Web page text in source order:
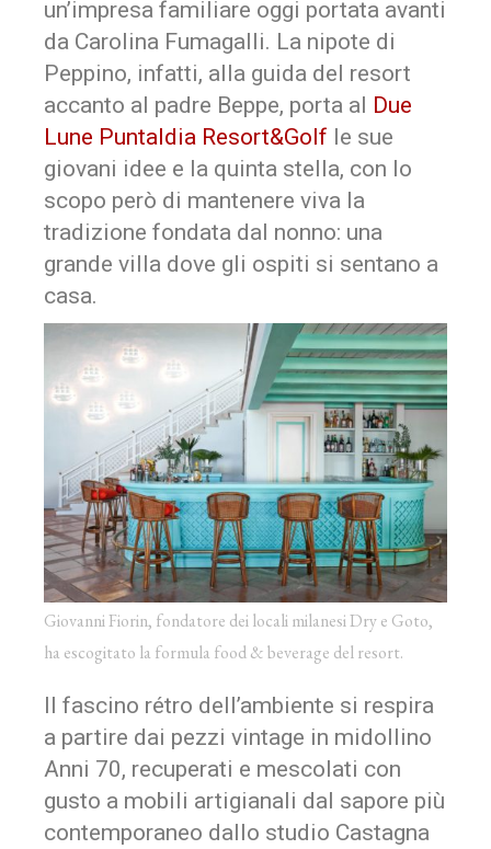
un’impresa familiare oggi portata avanti
da Carolina Fumagalli. La nipote di
Peppino, infatti, alla guida del resort
accanto al padre Beppe, porta al Due
Lune Puntaldia Resort&Golf le sue
giovani idee e la quinta stella, con lo
scopo però di mantenere viva la
tradizione fondata dal nonno: una
grande villa dove gli ospiti si sentano a
casa.
Giovanni Fiorin, fondatore dei locali milanesi Dry e Goto,
ha escogitato la formula food & beverage del resort.
Il fascino rétro dell’ambiente si respira
a partire dai pezzi vintage in midollino
Anni 70, recuperati e mescolati con
gusto a mobili artigianali dal sapore più
contemporaneo dallo studio Castagna